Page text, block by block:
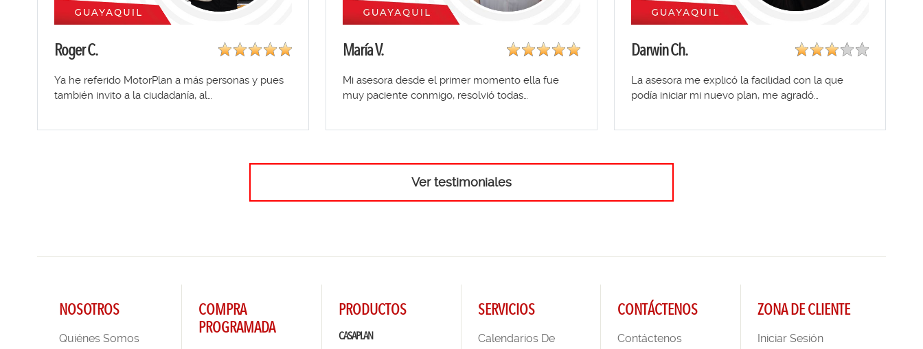
Roger C.
Ya he referido MotorPlan a más personas y pues
también invito a la ciudadanía, al…
María V.
Mi asesora desde el primer momento ella fue
muy paciente conmigo, resolvió todas…
Darwin Ch.
La asesora me explicó la facilidad con la que
podía iniciar mi nuevo plan, me agradó…
Ver testimoniales
NOSOTROS
Quiénes Somos
COMPRA
PROGRAMADA
PRODUCTOS
CASAPLAN
SERVICIOS
Calendarios De
CONTÁCTENOS
Contáctenos
ZONA DE CLIENTE
Iniciar Sesión